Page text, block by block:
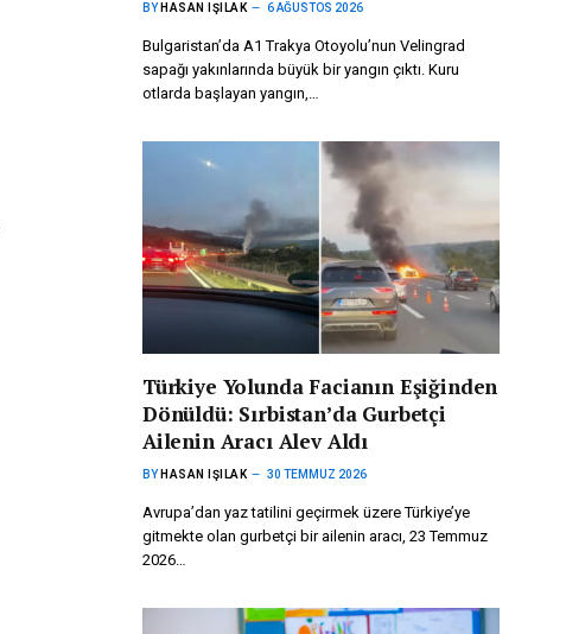
BY HASAN IŞILAK 6 AĞUSTOS 2026
Bulgaristan’da A1 Trakya Otoyolu’nun Velingrad
sapağı yakınlarında büyük bir yangın çıktı. Kuru
otlarda başlayan yangın,…
Türkiye Yolunda Facianın Eşiğinden
Dönüldü: Sırbistan’da Gurbetçi
Ailenin Aracı Alev Aldı
BY HASAN IŞILAK 30 TEMMUZ 2026
Avrupa’dan yaz tatilini geçirmek üzere Türkiye’ye
gitmekte olan gurbetçi bir ailenin aracı, 23 Temmuz
2026…